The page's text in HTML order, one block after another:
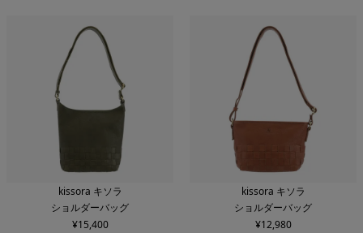
kissora キソラ
ショルダーバッグ
¥15,400
kissora キソラ
ショルダーバッグ
¥12,980